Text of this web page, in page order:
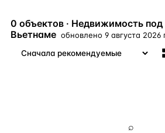
ВСЕ НАПРАВЛЕНИЯ →
0 объектов · Недвижимость
Вьетнаме обновлено 9 августа 2026
⌕